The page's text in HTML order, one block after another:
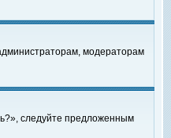
модераторам
следуйте предложенным